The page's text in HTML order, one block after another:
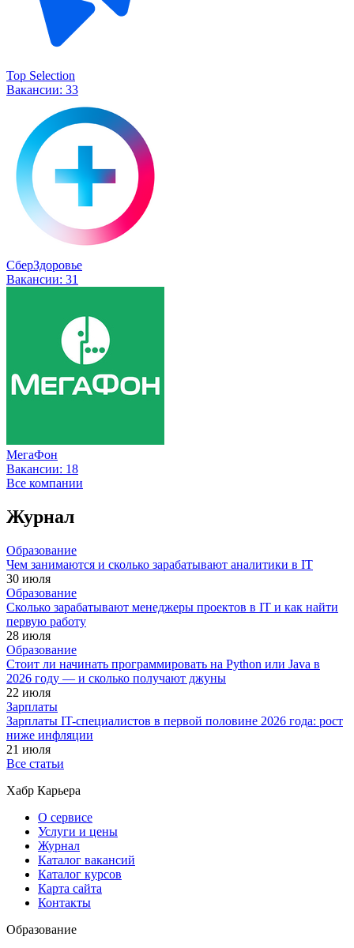
Top Selection
Вакансии: 33
СберЗдоровье
Вакансии: 31
МегаФон
Вакансии: 18
Все компании
Журнал
Образование
Чем занимаются и сколько зарабатывают аналитики в IT
30 июля
Образование
Сколько зарабатывают менеджеры проектов в IT и как найти
первую работу
28 июля
Образование
Стоит ли начинать программировать на Python или Java в
2026 году — и сколько получают джуны
22 июля
Зарплаты
Зарплаты IT-специалистов в первой половине 2026 года: рост
ниже инфляции
21 июля
Все статьи
Хабр Карьера
О сервисе
Услуги и цены
Журнал
Каталог вакансий
Каталог курсов
Карта сайта
Контакты
Образование